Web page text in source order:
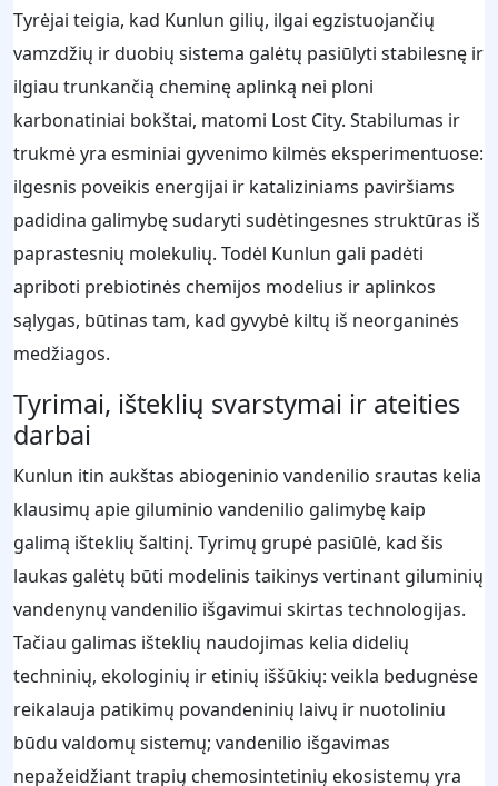
Tyrėjai teigia, kad Kunlun gilių, ilgai egzistuojančių
vamzdžių ir duobių sistema galėtų pasiūlyti stabilesnę ir
ilgiau trunkančią cheminę aplinką nei ploni
karbonatiniai bokštai, matomi Lost City. Stabilumas ir
trukmė yra esminiai gyvenimo kilmės eksperimentuose:
ilgesnis poveikis energijai ir kataliziniams paviršiams
padidina galimybę sudaryti sudėtingesnes struktūras iš
paprastesnių molekulių. Todėl Kunlun gali padėti
apriboti prebiotinės chemijos modelius ir aplinkos
sąlygas, būtinas tam, kad gyvybė kiltų iš neorganinės
medžiagos.
Tyrimai, išteklių svarstymai ir ateities
darbai
Kunlun itin aukštas abiogeninio vandenilio srautas kelia
klausimų apie giluminio vandenilio galimybę kaip
galimą išteklių šaltinį. Tyrimų grupė pasiūlė, kad šis
laukas galėtų būti modelinis taikinys vertinant giluminių
vandenynų vandenilio išgavimui skirtas technologijas.
Tačiau galimas išteklių naudojimas kelia didelių
techninių, ekologinių ir etinių iššūkių: veikla bedugnėse
reikalauja patikimų povandeninių laivų ir nuotoliniu
būdu valdomų sistemų; vandenilio išgavimas
nepažeidžiant trapių chemosintetinių ekosistemų yra